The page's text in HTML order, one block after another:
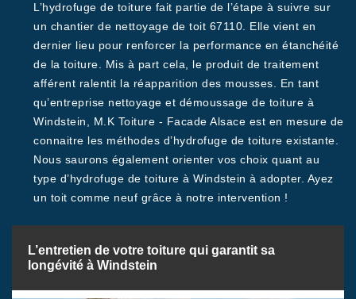
L’hydrofuge de toiture fait partie de l’étape à suivre sur
un chantier de nettoyage de toit 67110. Elle vient en
dernier lieu pour renforcer la performance en étanchéité
de la toiture. Mis à part cela, le produit de traitement
afférent ralentit la réapparition des mousses. En tant
qu’entreprise nettoyage et démoussage de toiture à
Windstein, M.K Toiture - Facade Alsace est en mesure de
connaitre les méthodes d’hydrofuge de toiture existante.
Nous saurons également orienter vos choix quant au
type d’hydrofuge de toiture à Windstein à adopter. Ayez
un toit comme neuf grâce à notre intervention !
L’entretien de votre toiture qui garantit sa
longévité à Windstein